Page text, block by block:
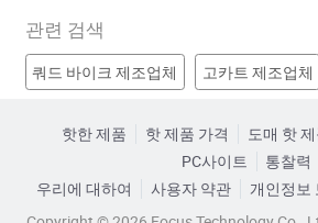
관련 검색
쿼드 바이크 제조업체 고카트 제조업체
키드 쿼드 공장 에
핫한 제품 핫 제품 가격 도매 핫
PC사이트
통찰력
우리에 대하여
사용자 약관 개인정보